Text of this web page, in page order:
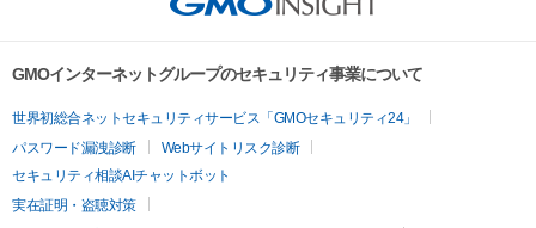
GMOインターネットグループのセキュリティ事業について
世界初総合ネットセキュリティサービス「GMOセキュリティ24」
パスワード漏洩診断
Webサイトリスク診断
セキュリティ相談AIチャットボット
実在証明・盗聴対策